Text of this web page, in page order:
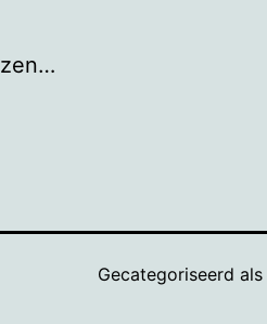
Gecategoriseerd als